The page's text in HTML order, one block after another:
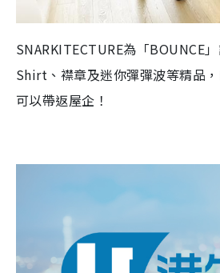
SNARKITECTURE為「BOUNCE
Shirt、襟章及迷你彈彈波等精品
可以帶返屋企！